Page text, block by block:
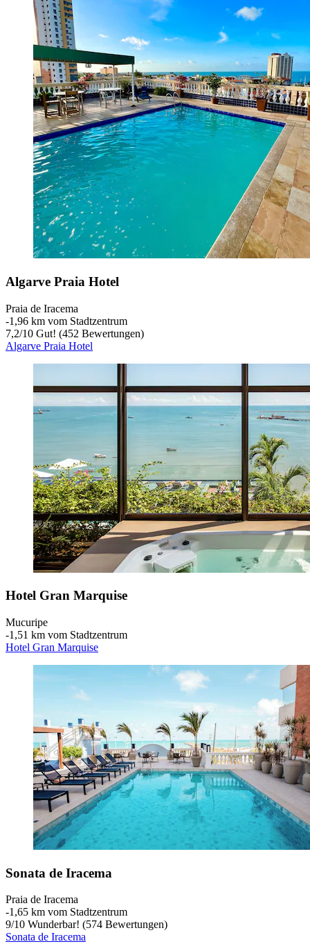
Algarve Praia Hotel
Praia de Iracema
‐1,96 km vom Stadtzentrum
7,2/10 Gut! (452 Bewertungen)
Algarve Praia Hotel
Hotel Gran Marquise
Mucuripe
‐1,51 km vom Stadtzentrum
Hotel Gran Marquise
Sonata de Iracema
Praia de Iracema
‐1,65 km vom Stadtzentrum
9/10 Wunderbar! (574 Bewertungen)
Sonata de Iracema